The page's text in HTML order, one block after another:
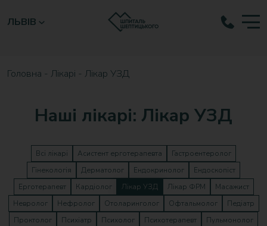
ЛЬВІВ
Головна - Лікарі - Лікар УЗД
Наші лікарі: Лікар УЗД
Всі лікарі Асистент ерготерапевта
Гастроентеролог
Гінекологія
Дерматолог Ендокринолог
Ендоскопіст
Ерготерапевт
Кардіолог Лікар УЗД Лікар ФРМ
Масажист
Невролог
Нефролог Отоларинголог Офтальмолог
Педіатр
Проктолог
Психіатр Психолог Психотерапевт
Пульмонолог